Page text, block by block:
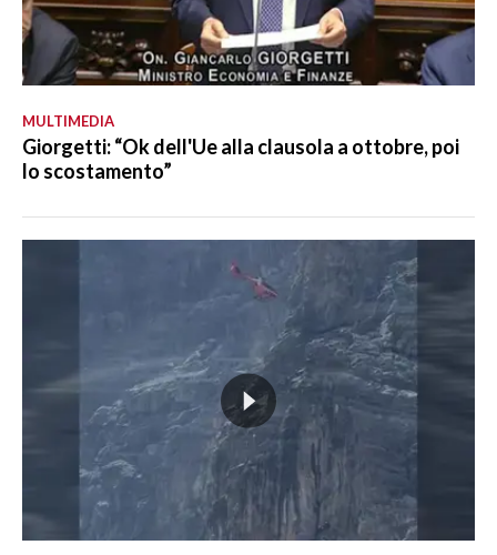
MULTIMEDIA
Giorgetti: “Ok dell'Ue alla clausola a ottobre, poi
lo scostamento”